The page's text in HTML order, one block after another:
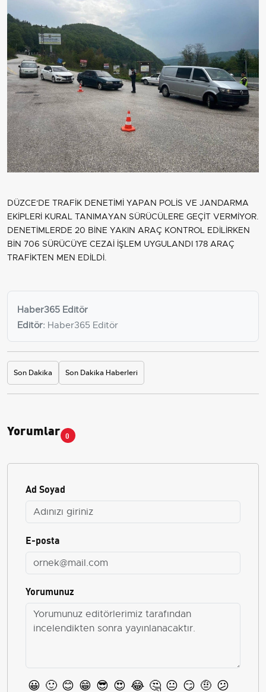
DÜZCE'DE TRAFİK DENETİMİ YAPAN POLİS VE JANDARMA
EKİPLERİ KURAL TANIMAYAN SÜRÜCÜLERE GEÇİT VERMİYOR.
DENETİMLERDE 20 BİNE YAKIN ARAÇ KONTROL EDİLİRKEN
BİN 706 SÜRÜCÜYE CEZAİ İŞLEM UYGULANDI 178 ARAÇ
TRAFİKTEN MEN EDİLDİ.
Haber365 Editör
Editör: Haber365 Editör
Son Dakika Son Dakika Haberleri
Yorumlar 0
Ad Soyad
E-posta
Yorumunuz
😀 🙂 😊 😁 😎 😍 😂 🤔 😐 😏 🤨 😕